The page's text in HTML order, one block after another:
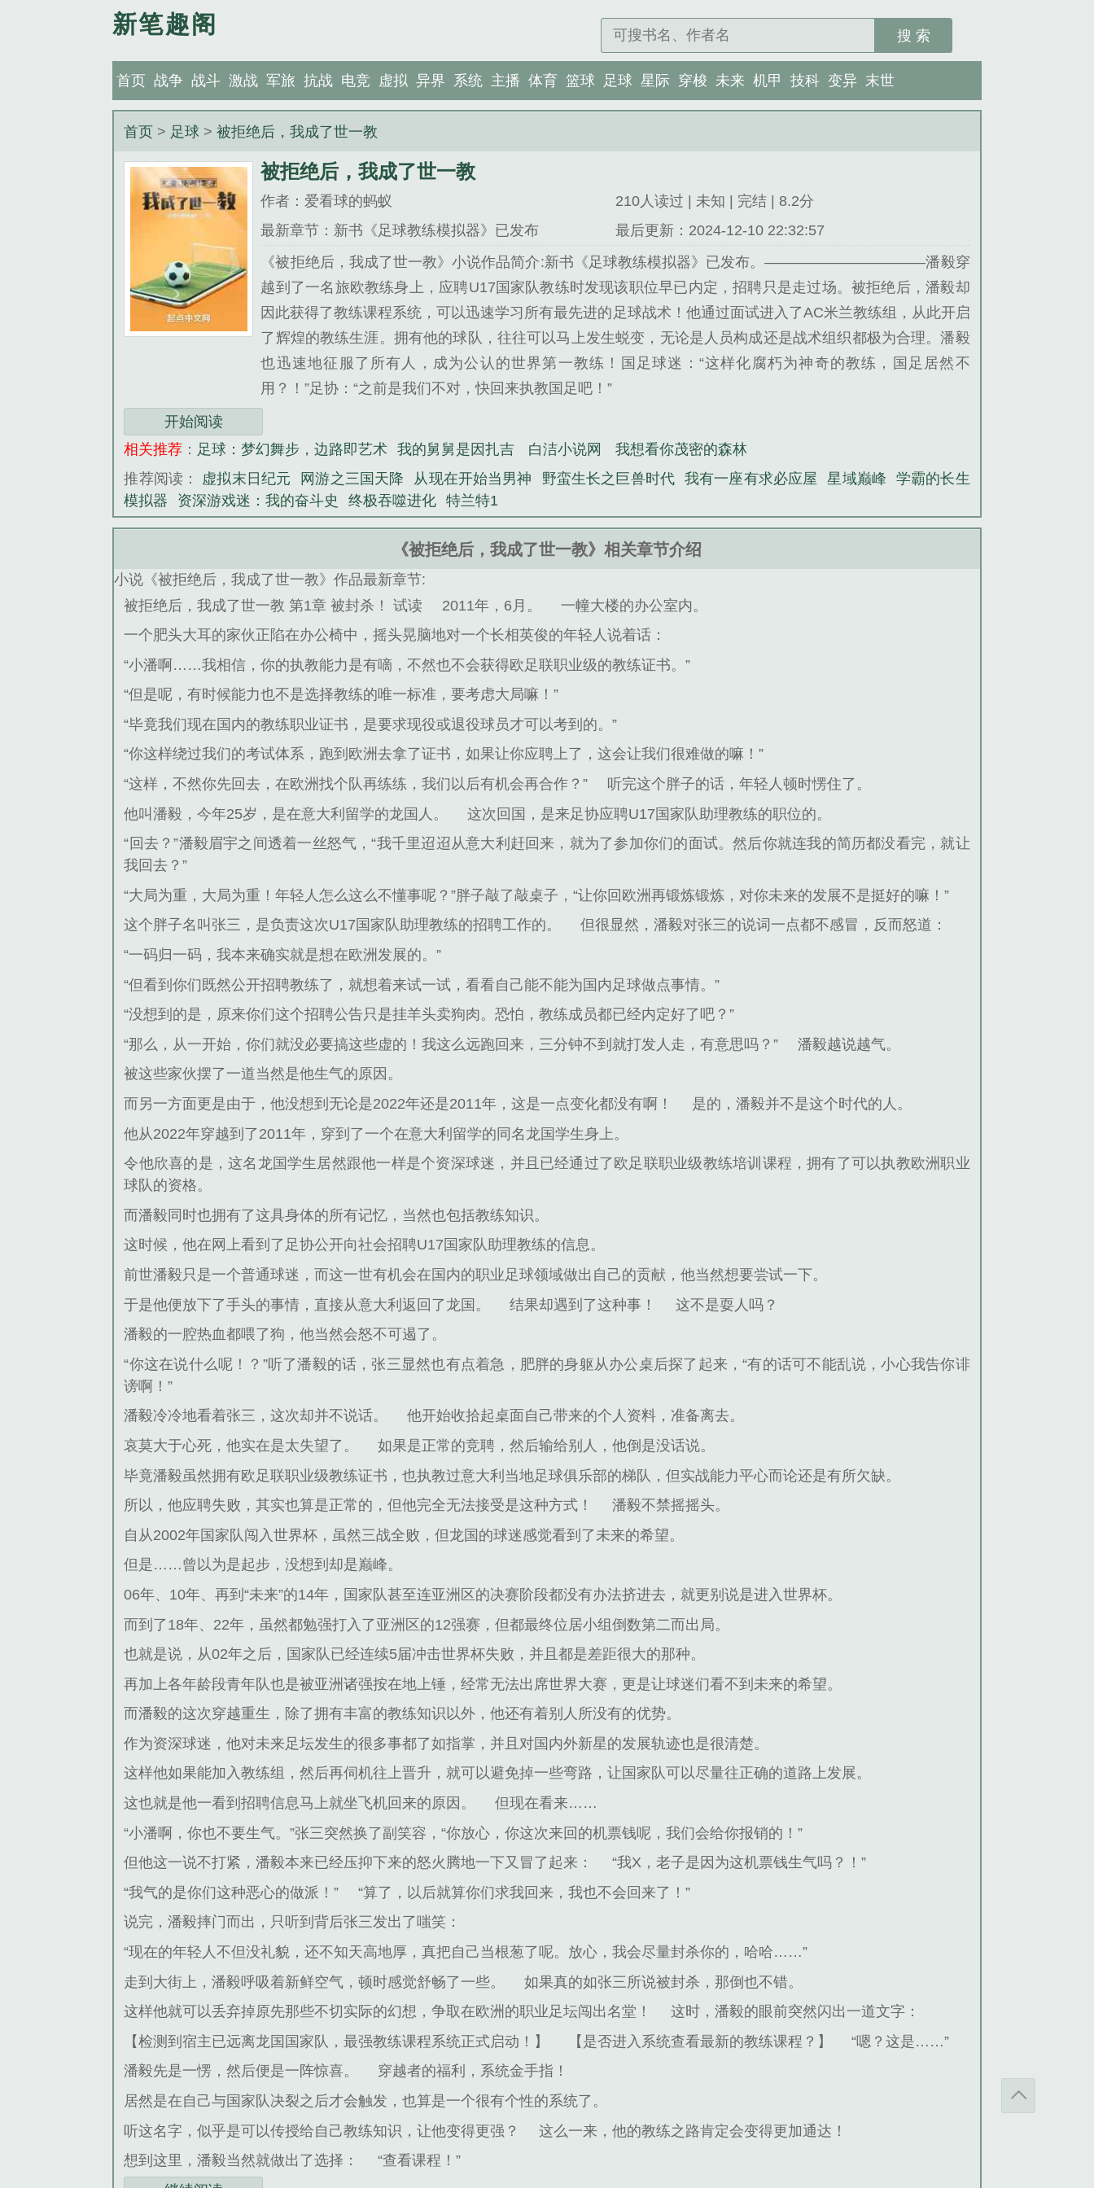
新笔趣阁 搜 索
首页 战争 战斗 激战 军旅 抗战 电竞 虚拟 异界 系统 主播 体育 篮球 足球 星际 穿梭 未来 机甲 技科 变异 末世
首页 > 足球 >被拒绝后，我成了世一教
被拒绝后，我成了世一教
作者：爱看球的蚂蚁
210人读过 | 未知 | 完结 | 8.2分
最新章节：新书《足球教练模拟器》已发布
最后更新：2024-12-10 22:32:57
《被拒绝后，我成了世一教》小说作品简介:新书《足球教练模拟器》已发布。———————————潘毅穿
越到了一名旅欧教练身上，应聘U17国家队教练时发现该职位早已内定，招聘只是走过场。被拒绝后，潘毅却
因此获得了教练课程系统，可以迅速学习所有最先进的足球战术！他通过面试进入了AC米兰教练组，从此开启
了辉煌的教练生涯。拥有他的球队，往往可以马上发生蜕变，无论是人员构成还是战术组织都极为合理。潘毅
也迅速地征服了所有人，成为公认的世界第一教练！国足球迷：“这样化腐朽为神奇的教练，国足居然不
用？！”足协：“之前是我们不对，快回来执教国足吧！”
开始阅读
相关推荐 ： 足球：梦幻舞步，边路即艺术 我的舅舅是因扎吉 白洁小说网
我想看你茂密的森林
推荐阅读： 虚拟末日纪元 网游之三国天降 从现在开始当男神 野蛮生长之巨兽时代 我有一座有求必应屋 星域巅峰
学霸的长生
模拟器
资深游戏迷：我的奋斗史 终极吞噬进化 特兰特1
《被拒绝后，我成了世一教》相关章节介绍
小说《被拒绝后，我成了世一教》作品最新章节:
被拒绝后，我成了世一教 第1章 被封杀！ 试读
2011年，6月。
一幢大楼的办公室内。
一个肥头大耳的家伙正陷在办公椅中，摇头晃脑地对一个长相英俊的年轻人说着话：
“小潘啊……我相信，你的执教能力是有嘀，不然也不会获得欧足联职业级的教练证书。”
“但是呢，有时候能力也不是选择教练的唯一标准，要考虑大局嘛！”
“毕竟我们现在国内的教练职业证书，是要求现役或退役球员才可以考到的。”
“你这样绕过我们的考试体系，跑到欧洲去拿了证书，如果让你应聘上了，这会让我们很难做的嘛！”
“这样，不然你先回去，在欧洲找个队再练练，我们以后有机会再合作？”
听完这个胖子的话，年轻人顿时愣住了。
他叫潘毅，今年25岁，是在意大利留学的龙国人。
这次回国，是来足协应聘U17国家队助理教练的职位的。
“回去？”潘毅眉宇之间透着一丝怒气，“我千里迢迢从意大利赶回来，就为了参加你们的面试。然后你就连我的简历都没看完，就让
我回去？”
“大局为重，大局为重！年轻人怎么这么不懂事呢？”胖子敲了敲桌子，“让你回欧洲再锻炼锻炼，对你未来的发展不是挺好的嘛！”
这个胖子名叫张三，是负责这次U17国家队助理教练的招聘工作的。
但很显然，潘毅对张三的说词一点都不感冒，反而怒道：
“一码归一码，我本来确实就是想在欧洲发展的。”
“但看到你们既然公开招聘教练了，就想着来试一试，看看自己能不能为国内足球做点事情。”
“没想到的是，原来你们这个招聘公告只是挂羊头卖狗肉。恐怕，教练成员都已经内定好了吧？”
“那么，从一开始，你们就没必要搞这些虚的！我这么远跑回来，三分钟不到就打发人走，有意思吗？”
潘毅越说越气。
被这些家伙摆了一道当然是他生气的原因。
而另一方面更是由于，他没想到无论是2022年还是2011年，这是一点变化都没有啊！
是的，潘毅并不是这个时代的人。
他从2022年穿越到了2011年，穿到了一个在意大利留学的同名龙国学生身上。
令他欣喜的是，这名龙国学生居然跟他一样是个资深球迷，并且已经通过了欧足联职业级教练培训课程，拥有了可以执教欧洲职业
球队的资格。
而潘毅同时也拥有了这具身体的所有记忆，当然也包括教练知识。
这时候，他在网上看到了足协公开向社会招聘U17国家队助理教练的信息。
前世潘毅只是一个普通球迷，而这一世有机会在国内的职业足球领域做出自己的贡献，他当然想要尝试一下。
于是他便放下了手头的事情，直接从意大利返回了龙国。
结果却遇到了这种事！
这不是耍人吗？
潘毅的一腔热血都喂了狗，他当然会怒不可遏了。
“你这在说什么呢！？”听了潘毅的话，张三显然也有点着急，肥胖的身躯从办公桌后探了起来，“有的话可不能乱说，小心我告你诽
谤啊！”
潘毅冷冷地看着张三，这次却并不说话。
他开始收拾起桌面自己带来的个人资料，准备离去。
哀莫大于心死，他实在是太失望了。
如果是正常的竞聘，然后输给别人，他倒是没话说。
毕竟潘毅虽然拥有欧足联职业级教练证书，也执教过意大利当地足球俱乐部的梯队，但实战能力平心而论还是有所欠缺。
所以，他应聘失败，其实也算是正常的，但他完全无法接受是这种方式！
潘毅不禁摇摇头。
自从2002年国家队闯入世界杯，虽然三战全败，但龙国的球迷感觉看到了未来的希望。
但是……曾以为是起步，没想到却是巅峰。
06年、10年、再到“未来”的14年，国家队甚至连亚洲区的决赛阶段都没有办法挤进去，就更别说是进入世界杯。
而到了18年、22年，虽然都勉强打入了亚洲区的12强赛，但都最终位居小组倒数第二而出局。
也就是说，从02年之后，国家队已经连续5届冲击世界杯失败，并且都是差距很大的那种。
再加上各年龄段青年队也是被亚洲诸强按在地上锤，经常无法出席世界大赛，更是让球迷们看不到未来的希望。
而潘毅的这次穿越重生，除了拥有丰富的教练知识以外，他还有着别人所没有的优势。
作为资深球迷，他对未来足坛发生的很多事都了如指掌，并且对国内外新星的发展轨迹也是很清楚。
这样他如果能加入教练组，然后再伺机往上晋升，就可以避免掉一些弯路，让国家队可以尽量往正确的道路上发展。
这也就是他一看到招聘信息马上就坐飞机回来的原因。
但现在看来……
“小潘啊，你也不要生气。”张三突然换了副笑容，“你放心，你这次来回的机票钱呢，我们会给你报销的！”
但他这一说不打紧，潘毅本来已经压抑下来的怒火腾地一下又冒了起来：
“我X，老子是因为这机票钱生气吗？！”
“我气的是你们这种恶心的做派！”
“算了，以后就算你们求我回来，我也不会回来了！”
说完，潘毅摔门而出，只听到背后张三发出了嗤笑：
“现在的年轻人不但没礼貌，还不知天高地厚，真把自己当根葱了呢。放心，我会尽量封杀你的，哈哈……”
走到大街上，潘毅呼吸着新鲜空气，顿时感觉舒畅了一些。
如果真的如张三所说被封杀，那倒也不错。
这样他就可以丢弃掉原先那些不切实际的幻想，争取在欧洲的职业足坛闯出名堂！
这时，潘毅的眼前突然闪出一道文字：
【检测到宿主已远离龙国国家队，最强教练课程系统正式启动！】
【是否进入系统查看最新的教练课程？】
“嗯？这是……”
潘毅先是一愣，然后便是一阵惊喜。
穿越者的福利，系统金手指！
居然是在自己与国家队决裂之后才会触发，也算是一个很有个性的系统了。
听这名字，似乎是可以传授给自己教练知识，让他变得更强？
这么一来，他的教练之路肯定会变得更加通达！
想到这里，潘毅当然就做出了选择：
“查看课程！”